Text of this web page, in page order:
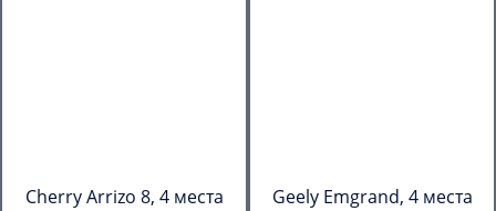
Cherry Arrizo 8, 4 места Geely Emgrand, 4 места